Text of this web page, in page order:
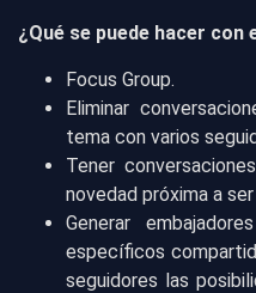
¿Qué se puede hacer
Focus Group.
Eliminar
tema con varios
Tener
novedad próxima a
Generar
específicos
seguidores las